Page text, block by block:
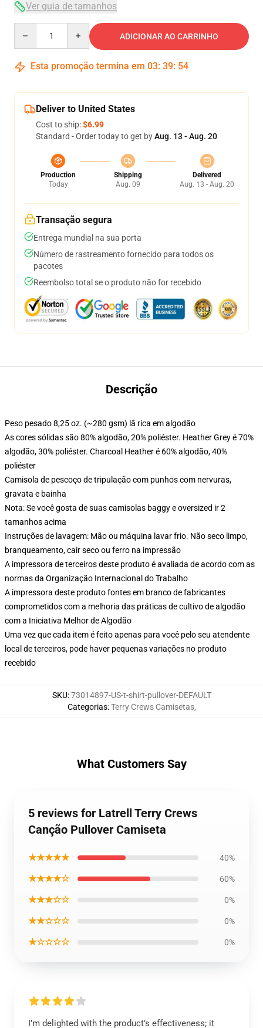
Ver guia de tamanhos
ADICIONAR AO CARRINHO
Esta promoção termina em 03: 39: 54
Deliver to United States
Cost to ship:$6.99
Standard - Order today to get byAug. 13 - Aug. 20
Production
Today
Shipping
Aug. 09
Delivered
Aug. 13 - Aug. 20
Transação segura
Entrega mundial na sua porta
Número de rastreamento fornecido para todos os
pacotes
Reembolso total se o produto não for recebido
Descrição
Peso pesado 8,25 oz. (~280 gsm) lã rica em algodão
As cores sólidas são 80% algodão, 20% poliéster. Heather Grey é 70%
algodão, 30% poliéster. Charcoal Heather é 60% algodão, 40%
poliéster
Camisola de pescoço de tripulação com punhos com nervuras,
gravata e bainha
Nota: Se você gosta de suas camisolas baggy e oversized ir 2
tamanhos acima
Instruções de lavagem: Mão ou máquina lavar frio. Não seco limpo,
branqueamento, cair seco ou ferro na impressão
A impressora de terceiros deste produto é avaliada de acordo com as
normas da Organização Internacional do Trabalho
A impressora deste produto fontes em branco de fabricantes
comprometidos com a melhoria das práticas de cultivo de algodão
com a Iniciativa Melhor de Algodão
Uma vez que cada item é feito apenas para você pelo seu atendente
local de terceiros, pode haver pequenas variações no produto
recebido
SKU:73014897-US-t-shirt-pullover-DEFAULT
Categorias:Terry Crews Camisetas,
What Customers Say
5 reviews for Latrell Terry Crews
Canção Pullover Camiseta
★★★★★ 40%
★★★★☆ 60%
★★★☆☆ 0%
★★☆☆☆ 0%
★☆☆☆☆ 0%
I’m delighted with the product’s effectiveness; it